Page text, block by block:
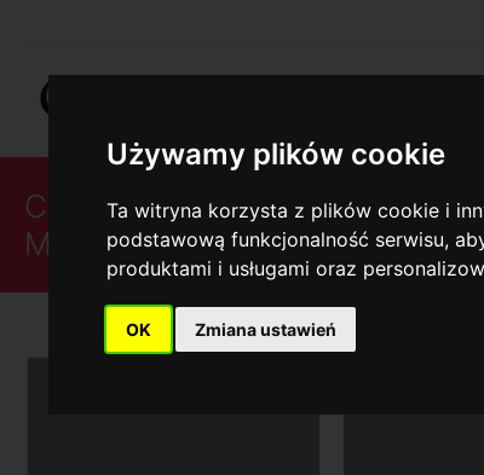
Używamy plików cookie
Ta witryna korzysta z plików cookie i
podstawową funkcjonalność serwisu,
produktami i usługami oraz
OK Zmiana ustawień
CEILING POLYSTYRENE
MOULDING M